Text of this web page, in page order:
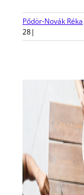
Pődör-Novák Réka
28|